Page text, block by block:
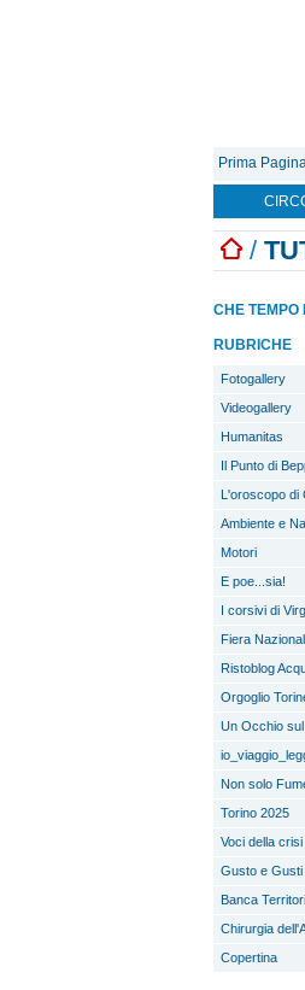
Prima
/
CHE TEMPO
RUBRICHE
Fotogallery
Videogallery
Humanitas
Il Punto di
L'oroscopo di
Ambiente e
Motori
E poe...sia!
I corsivi di
Fiera
Ristoblog
Orgoglio
Un Occhio
Non solo
Torino 2025
Voci della crisi
Gusto e Gusti
Banca
Chirurgia
Copertina